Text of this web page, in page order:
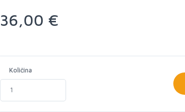
36,00 €
Količina